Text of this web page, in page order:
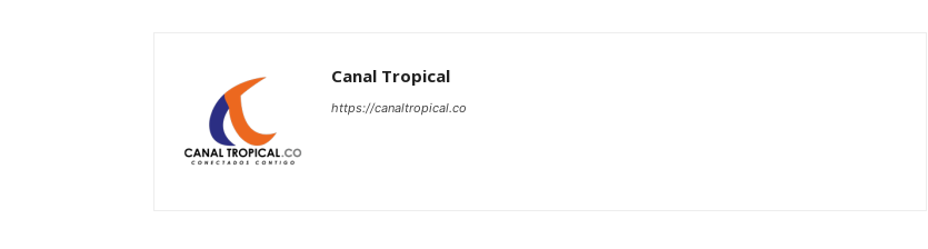
Canal Tropical
https://canaltropical.co